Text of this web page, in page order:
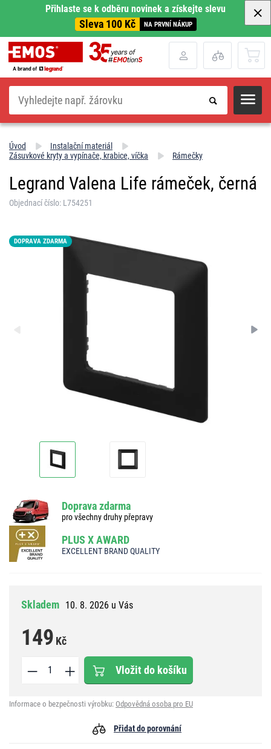
Přihlaste se k odběru novinek a získejte slevu
Sleva 100 Kč NA PRVNÍ NÁKUP
Hledat
Úvod
Instalační materiál
Zásuvkové kryty a vypínače, krabice, víčka
Rámečky
Legrand Valena Life rámeček, černá
Objednací číslo: L754251
DOPRAVA ZDARMA
Doprava zdarma
pro všechny druhy přepravy
PLUS X AWARD
EXCELLENT BRAND QUALITY
Skladem 10. 8. 2026 u Vás
149 Kč
Vložit do košíku
Informace o bezpečnosti výrobku: Odpovědná osoba pro EU
Přidat do porovnání